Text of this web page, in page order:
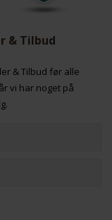
& Tilbud
& Tilbud før alle
vi har noget på